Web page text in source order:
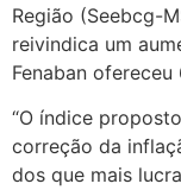
Região (Seebcg-
reivindica um
Fenaban ofereceu
“O índice
correção da
dos que mais